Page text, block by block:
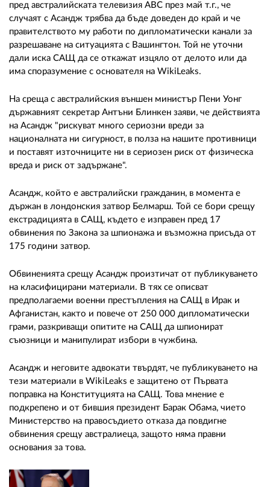
пред австралийската телевизия ABC през май т.г., че
случаят с Асандж трябва да бъде доведен до край и че
правителството му работи по дипломатически канали за
разрешаване на ситуацията с Вашингтон. Той не уточни
дали иска САЩ да се откажат изцяло от делото или да
има споразумение с основателя на WikiLeaks.
На среща с австралийския външен министър Пени Уонг
държавният секретар Антъни Блинкен заяви, че действията
на Асандж "рискуват много сериозни вреди за
националната ни сигурност, в полза на нашите противници
и поставят източниците ни в сериозен риск от физическа
вреда и риск от задържане".
Асандж, който е австралийски гражданин, в момента е
държан в лондонския затвор Белмарш. Той се бори срещу
екстрадицията в САЩ, където е изправен пред 17
обвинения по Закона за шпионажа и възможна присъда от
175 години затвор.
Обвиненията срещу Асандж произтичат от публикуването
на класифицирани материали. В тях се описват
предполагаеми военни престъпления на САЩ в Ирак и
Афганистан, както и повече от 250 000 дипломатически
грами, разкриващи опитите на САЩ да шпионират
съюзници и манипулират избори в чужбина.
Асандж и неговите адвокати твърдят, че публикуването на
тези материали в WikiLeaks е защитено от Първата
поправка на Конституцията на САЩ. Това мнение е
подкрепено и от бившия президент Барак Обама, чието
Министерство на правосъдието отказа да повдигне
обвинения срещу австралиеца, защото няма правни
основания за това.